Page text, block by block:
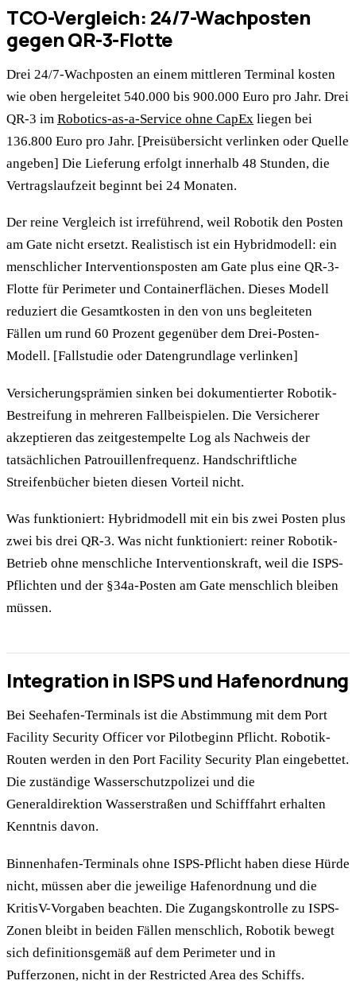
TCO-Vergleich: 24/7-Wachposten
gegen QR-3-Flotte
Drei 24/7-Wachposten an einem mittleren Terminal kosten
wie oben hergeleitet 540.000 bis 900.000 Euro pro Jahr. Drei
QR-3 im Robotics-as-a-Service ohne CapEx liegen bei
136.800 Euro pro Jahr. [Preisübersicht verlinken oder Quelle
angeben] Die Lieferung erfolgt innerhalb 48 Stunden, die
Vertragslaufzeit beginnt bei 24 Monaten.
Der reine Vergleich ist irreführend, weil Robotik den Posten
am Gate nicht ersetzt. Realistisch ist ein Hybridmodell: ein
menschlicher Interventionsposten am Gate plus eine QR-3-
Flotte für Perimeter und Containerflächen. Dieses Modell
reduziert die Gesamtkosten in den von uns begleiteten
Fällen um rund 60 Prozent gegenüber dem Drei-Posten-
Modell. [Fallstudie oder Datengrundlage verlinken]
Versicherungsprämien sinken bei dokumentierter Robotik-
Bestreifung in mehreren Fallbeispielen. Die Versicherer
akzeptieren das zeitgestempelte Log als Nachweis der
tatsächlichen Patrouillenfrequenz. Handschriftliche
Streifenbücher bieten diesen Vorteil nicht.
Was funktioniert: Hybridmodell mit ein bis zwei Posten plus
zwei bis drei QR-3. Was nicht funktioniert: reiner Robotik-
Betrieb ohne menschliche Interventionskraft, weil die ISPS-
Pflichten und der §34a-Posten am Gate menschlich bleiben
müssen.
Integration in ISPS und Hafenordnung
Bei Seehafen-Terminals ist die Abstimmung mit dem Port
Facility Security Officer vor Pilotbeginn Pflicht. Robotik-
Routen werden in den Port Facility Security Plan eingebettet.
Die zuständige Wasserschutzpolizei und die
Generaldirektion Wasserstraßen und Schifffahrt erhalten
Kenntnis davon.
Binnenhafen-Terminals ohne ISPS-Pflicht haben diese Hürde
nicht, müssen aber die jeweilige Hafenordnung und die
KritisV-Vorgaben beachten. Die Zugangskontrolle zu ISPS-
Zonen bleibt in beiden Fällen menschlich, Robotik bewegt
sich definitionsgemäß auf dem Perimeter und in
Pufferzonen, nicht in der Restricted Area des Schiffs.